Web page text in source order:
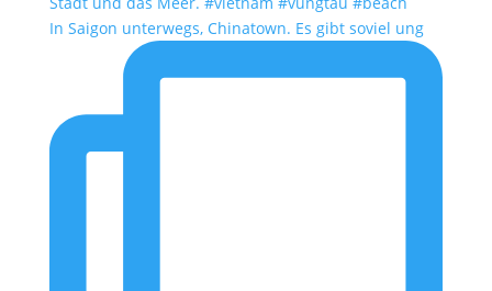
In Saigon unterwegs, Chinatown. Es gibt soviel ung